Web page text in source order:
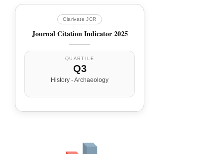
Clarivate JCR
Journal Citation Indicator 2025
QUARTILE
Q3
History - Archaeology